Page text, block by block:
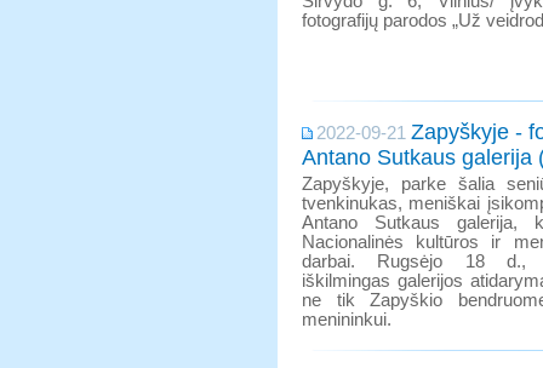
fotografijų parodos „Už
2022-09-21 Zapyškyje -
Antano Sutkaus galerija
Zapyškyje, parke šalia
tvenkinukas, meniškai
Antano Sutkaus galerija,
Nacionalinės kultūros ir
darbai. Rugsėjo 18 d.,
iškilmingas galerijos
ne tik Zapyškio
menininkui.